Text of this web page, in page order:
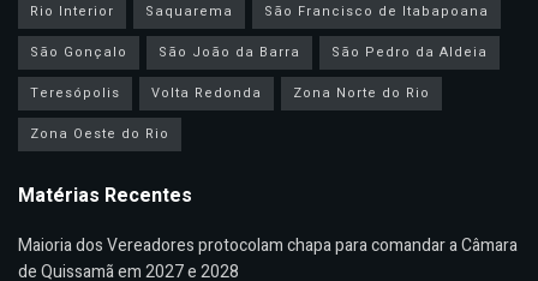
Rio Interior
Saquarema
São Francisco de Itabapoana
São Gonçalo
São João da Barra
São Pedro da Aldeia
Teresópolis
Volta Redonda
Zona Norte do Rio
Zona Oeste do Rio
Matérias Recentes
Maioria dos Vereadores protocolam chapa para comandar a Câmara
de Quissamã em 2027 e 2028